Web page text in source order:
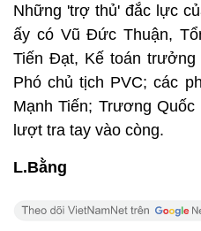
Những 'trợ thủ' đắc lực
ấy có Vũ Đức Thuận,
Tiến Đạt, Kế toán trưởng
Phó chủ tịch PVC; các
Mạnh Tiến; Trương
lượt tra tay vào còng.
L.Bằng